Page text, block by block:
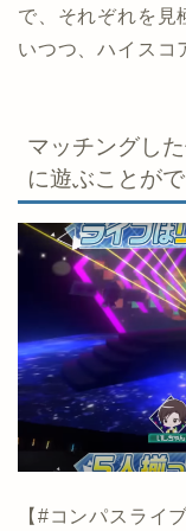
で、それぞれを見
いつつ、ハイスコ
マッチングし
に遊ぶことがで
【#コンパスライ